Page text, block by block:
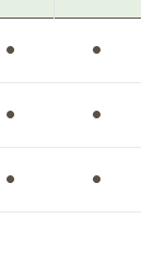
● ●
● ●
● ●